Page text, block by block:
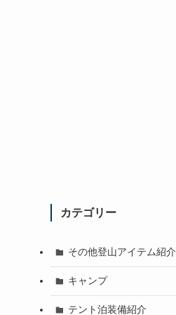
カテゴリー
その他登山アイテム紹介
キャンプ
テント泊装備紹介